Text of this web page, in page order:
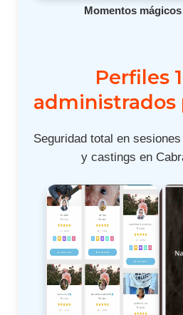
Momentos
Perfiles
administrados
Seguridad total en
y castings en